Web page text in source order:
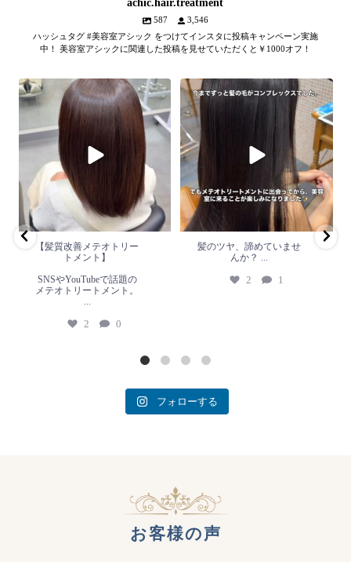
achic.hair.treatment
587
3,546
ハッシュタグ #美容室アシック をつけてインスタに投稿キャンペーン実施
中！ 美容室アシックに関連した投稿を見せていただくと￥1000オフ！
【髪質改善メテオトリートメン
SNSやYouTubeで話題のメテオト
リートメント。
2 0
【髪質改善メテオトリー
トメント】
SNSやYouTubeで話題の
メテオトリートメント。
...
2 0
髪のツヤ、諦めていません
1
髪のツヤ、諦めていませ
んか？ ...
2 1
フォローする
お客様の声